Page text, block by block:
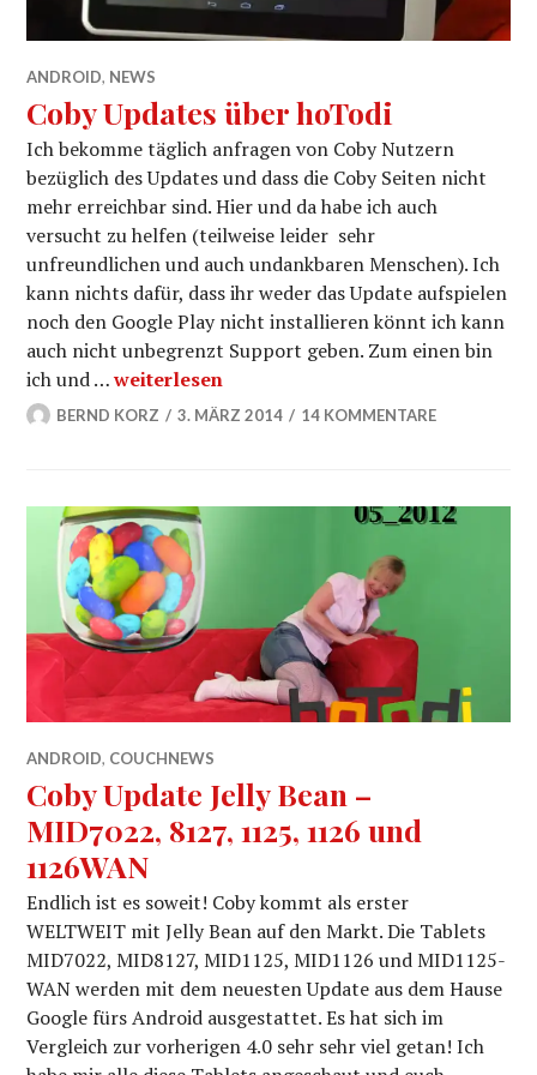
ANDROID, NEWS
Coby Updates über hoTodi
Ich bekomme täglich anfragen von Coby Nutzern
bezüglich des Updates und dass die Coby Seiten nicht
mehr erreichbar sind. Hier und da habe ich auch
versucht zu helfen (teilweise leider sehr
unfreundlichen und auch undankbaren Menschen). Ich
kann nichts dafür, dass ihr weder das Update aufspielen
noch den Google Play nicht installieren könnt ich kann
auch nicht unbegrenzt Support geben. Zum einen bin
ich und …Coby Updates über hoTodi
weiterlesen
BERND KORZ 3. MÄRZ 2014 14 KOMMENTARE
ANDROID, COUCHNEWS
Coby Update Jelly Bean –
MID7022, 8127, 1125, 1126 und
1126WAN
Endlich ist es soweit! Coby kommt als erster
WELTWEIT mit Jelly Bean auf den Markt. Die Tablets
MID7022, MID8127, MID1125, MID1126 und MID1125-
WAN werden mit dem neuesten Update aus dem Hause
Google fürs Android ausgestattet. Es hat sich im
Vergleich zur vorherigen 4.0 sehr sehr viel getan! Ich